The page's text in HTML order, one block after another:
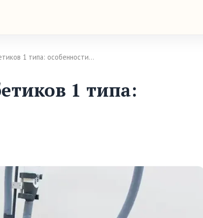
1 типа: особенности…
1 типа: